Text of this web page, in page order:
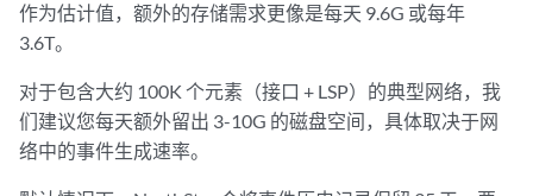
作为估计值，额外的存储需求更像是每天 9.6G 或每年
3.6T。
对于包含大约 100K 个元素（接口 + LSP）的典型网络，我
们建议您每天额外留出 3-10G 的磁盘空间，具体取决于网
络中的事件生成速率。